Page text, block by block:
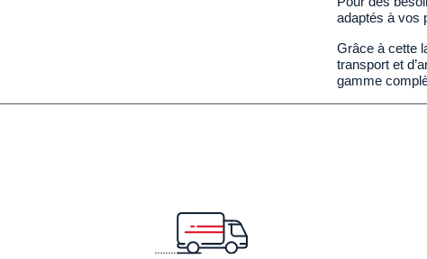
adaptés à vos
Grâce à cette
transport et
gamme